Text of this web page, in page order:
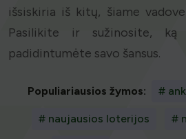
išsiskiria iš kitų, šiame
Pasilikite ir sužinosite,
padidintumėte savo šansus.
Populiariausios žymos: #
# naujausios loterijos #